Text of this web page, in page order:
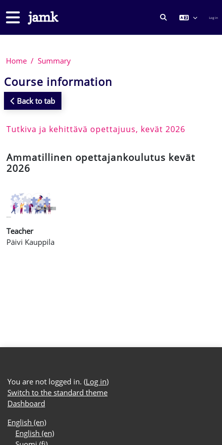
Side panel
TOGGLE Log in
Home Summary
Course information
Back to tab
Tutkiva ja kehittävä opettajuus, kevät 2026
Ammatillinen opettajankoulutus kevät
2026
Teacher
Päivi Kauppila
You are not logged in. (Log in)
Switch to the standard theme
Dashboard
English ‎(en)‎
English ‎(en)‎